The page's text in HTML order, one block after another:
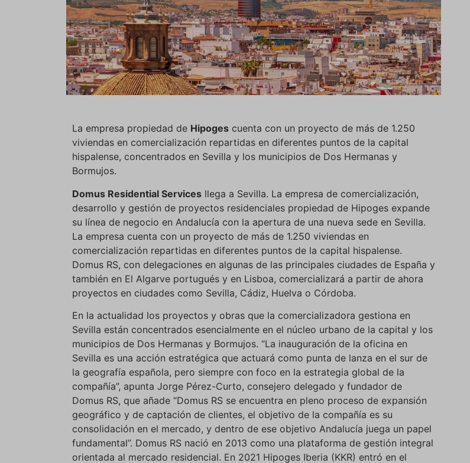
La empresa propiedad de Hipoges cuenta con un proyecto de más de 1.250
viviendas en comercialización repartidas en diferentes puntos de la capital
hispalense, concentrados en Sevilla y los municipios de Dos Hermanas y
Bormujos.
Domus Residential Services llega a Sevilla. La empresa de comercialización,
desarrollo y gestión de proyectos residenciales propiedad de Hipoges expande
su línea de negocio en Andalucía con la apertura de una nueva sede en Sevilla.
La empresa cuenta con un proyecto de más de 1.250 viviendas en
comercialización repartidas en diferentes puntos de la capital hispalense.
Domus RS, con delegaciones en algunas de las principales ciudades de España y
también en El Algarve portugués y en Lisboa, comercializará a partir de ahora
proyectos en ciudades como Sevilla, Cádiz, Huelva o Córdoba.
En la actualidad los proyectos y obras que la comercializadora gestiona en
Sevilla están concentrados esencialmente en el núcleo urbano de la capital y los
municipios de Dos Hermanas y Bormujos. “La inauguración de la oficina en
Sevilla es una acción estratégica que actuará como punta de lanza en el sur de
la geografía española, pero siempre con foco en la estrategia global de la
compañía”, apunta Jorge Pérez-Curto, consejero delegado y fundador de
Domus RS, que añade “Domus RS se encuentra en pleno proceso de expansión
geográfico y de captación de clientes, el objetivo de la compañía es su
consolidación en el mercado, y dentro de ese objetivo Andalucía juega un papel
fundamental”. Domus RS nació en 2013 como una plataforma de gestión integral
orientada al mercado residencial. En 2021 Hipoges Iberia (KKR) entró en el